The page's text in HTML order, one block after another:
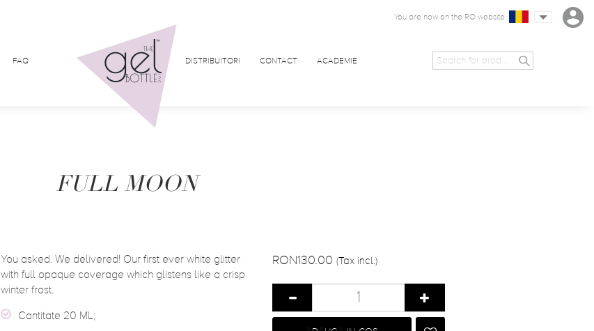
FAQ DISTRIBUITORI CONTACT ACADEMIE
You are now on the RO website
FULL MOON
You asked. We delivered! Our first ever white glitter
with full opaque coverage which glistens like a crisp
winter frost.
Cantitate 20 ML;
RON130.00 (Tax incl.)